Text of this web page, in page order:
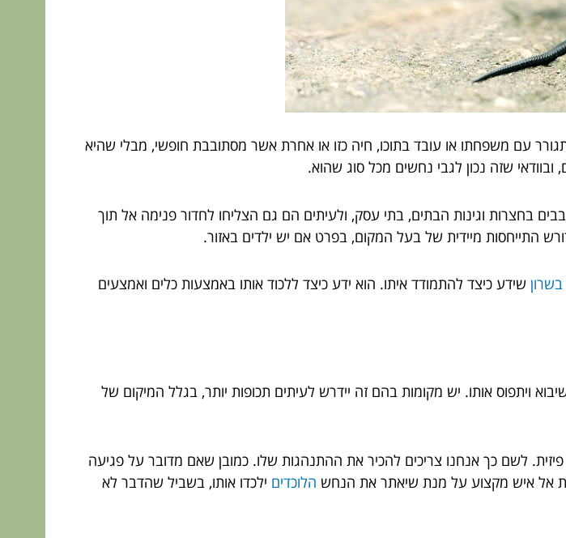
עם משפחתו או עובד בתוכו, חיה כזו או אחרת אשר מסתובבת חופשי, מבלי שהיא
ובוודאי שזה נכון לגבי נחשים מכל סוג שהוא.
בחצרות וגינות הבתים, בתי עסק, ולעיתים הם גם הצליחו לחדור פנימה אל תוך
התייחסות מיידית של בעל המקום, בפרט אם יש ילדים באזור.
שידע כיצד להתמודד איתו. הוא ידע כיצד ללכוד אותו באמצעות כלים ואמצעים
ויתפוס אותו. יש מקומות בהם זה יידרש לעיתים תכופות יותר, בגלל המיקום של
לשם כך אנחנו צריכים להכיר את ההתנהגות שלו. כמובן שאם מדובר על פגיעה
אל איש מקצוע על מנת שיאתר את הנחש הלוכדים ילכדו אותו, בשביל שהדבר לא